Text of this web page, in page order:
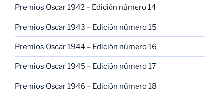
Premios Oscar 1942 – Edición número 14
Premios Oscar 1943 – Edición número 15
Premios Oscar 1944 – Edición número 16
Premios Oscar 1945 – Edición número 17
Premios Oscar 1946 – Edición número 18